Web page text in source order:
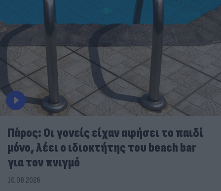
Πάρος: Οι γονείς είχαν αφήσει το παιδί
μόνο, λέει ο ιδιοκτήτης του beach bar
για τον πνιγμό
10.08.2026